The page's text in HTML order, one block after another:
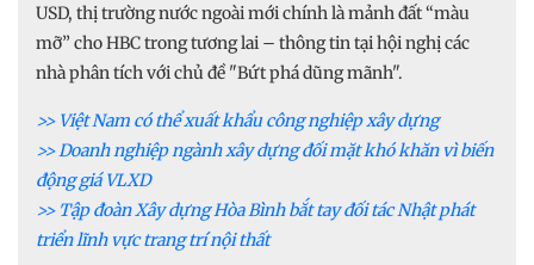
USD, thị trường nước ngoài mới chính là mảnh đất “màu
mỡ” cho HBC trong tương lai – thông tin tại hội nghị các
nhà phân tích với chủ đề "Bứt phá dũng mãnh".
>> Việt Nam có thể xuất khẩu công nghiệp xây dựng
>> Doanh nghiệp ngành xây dựng đối mặt khó khăn vì biến
động giá VLXD
>> Tập đoàn Xây dựng Hòa Bình bắt tay đối tác Nhật phát
triển lĩnh vực trang trí nội thất